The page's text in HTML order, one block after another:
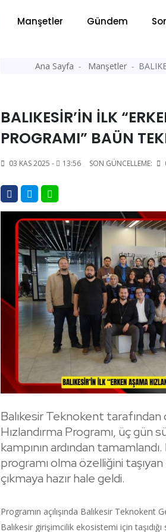
Manşetler Gündem
Ana Sayfa Manşetler
BALIKESİR’İN İLK
PROGRAMI” BAÜN
03 KAS 2025 - 13:56 SON GÜNCELLEME:
Balıkesir Teknokent
Hızlandırma Programı, üç
kampının ardından
programı olma özelliğini taşıyan
çıkmaya hazır hale geldi.
Programın açılışında Balıkesir
Balıkesir girişimcilik ekosistemi için